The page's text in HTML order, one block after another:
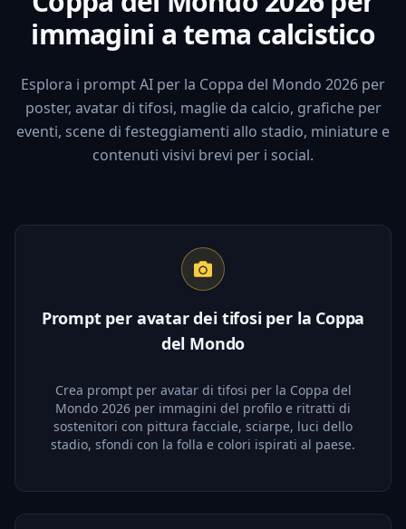
immagini a tema calcistico
Esplora i prompt AI per la Coppa del Mondo 2026 per
poster, avatar di tifosi, maglie da calcio, grafiche per
eventi, scene di festeggiamenti allo stadio, miniature e
contenuti visivi brevi per i social.
Prompt per avatar dei tifosi per la Coppa
del Mondo
Crea prompt per avatar di tifosi per la Coppa del
Mondo 2026 per immagini del profilo e ritratti di
sostenitori con pittura facciale, sciarpe, luci dello
stadio, sfondi con la folla e colori ispirati al paese.